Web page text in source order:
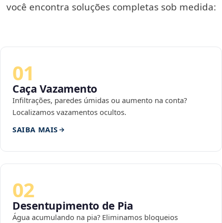
você encontra soluções completas sob medida:
01
Caça Vazamento
Infiltrações, paredes úmidas ou aumento na conta?
Localizamos vazamentos ocultos.
SAIBA MAIS
02
Desentupimento de Pia
Água acumulando na pia? Eliminamos bloqueios